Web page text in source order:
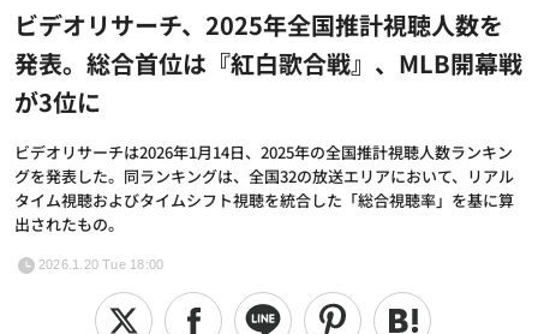
ビデオリサーチ、2025年全国推計視聴人数を
発表。総合首位は『紅白歌合戦』、MLB開幕戦
が3位に
ビデオリサーチは2026年1月14日、2025年の全国推計視聴人数ランキン
グを発表した。同ランキングは、全国32の放送エリアにおいて、リアル
タイム視聴およびタイムシフト視聴を統合した「総合視聴率」を基に算
出されたもの。
2026.1.20 Tue 18:00